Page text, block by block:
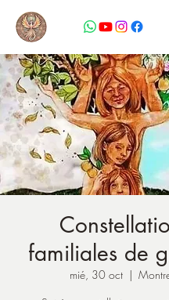
familiales de
mié, 30 oct
  |